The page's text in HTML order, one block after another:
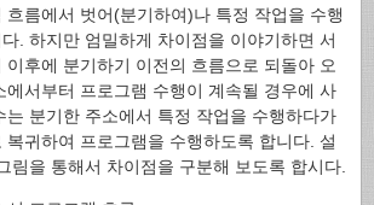
흐름에서 벗어(분기하여)나 특정 작업을 수행
. 하지만 엄밀하게 차이점을 이야기하면 서
이후에 분기하기 이전의 흐름으로 되돌아 오
에서부터 프로그램 수행이 계속될 경우에 사
는 분기한 주소에서 특정 작업을 수행하다가
복귀하여 프로그램을 수행하도록 합니다. 설
림을 통해서 차이점을 구분해 보도록 합시다.